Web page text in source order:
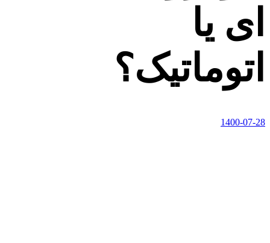
ای یا
اتوماتیک؟
1400-07-28